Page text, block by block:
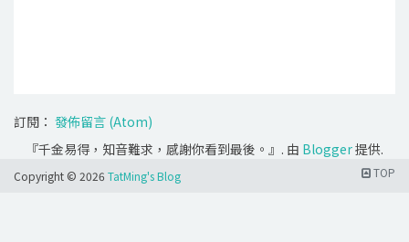
訂閱： 發佈留言 (Atom)
『千金易得，知音難求，感謝你看到最後。』. 由 Blogger提供.
Copyright © 2026 TatMing's Blog TOP